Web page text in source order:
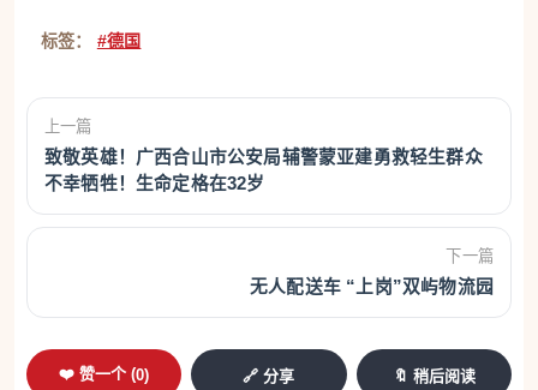
标签： #德国
上一篇
致敬英雄！广西合山市公安局辅警蒙亚建勇救轻生群众
不幸牺牲！生命定格在32岁
下一篇
无人配送车 “上岗”双屿物流园
❤️ 赞一个 (0) 🔗 分享 🔖 稍后阅读